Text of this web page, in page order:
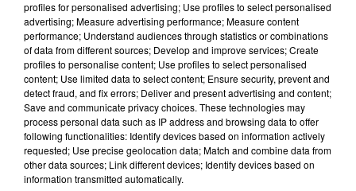
Mémoire du Couserans RDC
RDC
Mémoires du Couserans
0:00
26 novembre 2023 - 1 sec
profiles for personalised advertising; Use profiles to select personalised
advertising; Measure advertising performance; Measure content
performance; Understand audiences through statistics or combinations
of data from different sources; Develop and improve services; Create
profiles to personalise content; Use profiles to select personalised
content; Use limited data to select content; Ensure security, prevent and
detect fraud, and fix errors; Deliver and present advertising and content;
Save and communicate privacy choices. These technologies may
process personal data such as IP address and browsing data to offer
following functionalities: Identify devices based on information actively
requested; Use precise geolocation data; Match and combine data from
other data sources; Link different devices; Identify devices based on
information transmitted automatically.